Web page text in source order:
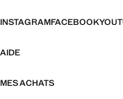
INSTAGRAMFACEBOOK
AIDE
MES ACHATS